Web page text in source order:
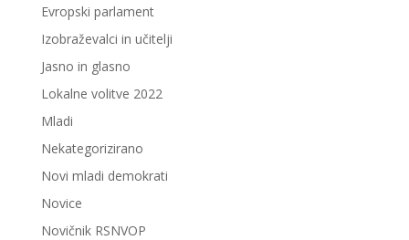
Evropski parlament
Izobraževalci in učitelji
Jasno in glasno
Lokalne volitve 2022
Mladi
Nekategorizirano
Novi mladi demokrati
Novice
Novičnik RSNVOP